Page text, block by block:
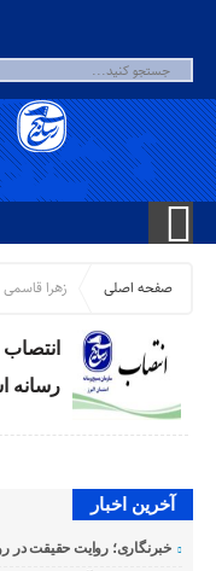
صفحه اصلی زهرا قاسمی
رسانه
آخرین اخبار
خبرنگاری؛ روایت حقیقت در